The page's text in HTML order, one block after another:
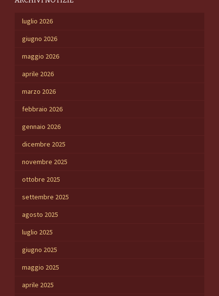
luglio 2026
giugno 2026
maggio 2026
aprile 2026
marzo 2026
febbraio 2026
gennaio 2026
dicembre 2025
novembre 2025
ottobre 2025
settembre 2025
agosto 2025
luglio 2025
giugno 2025
maggio 2025
aprile 2025